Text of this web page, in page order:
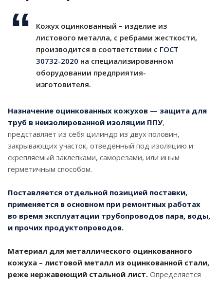
Стойкость к коррозии
предотвращает появление ржавчины под
воздействием дождя, снега и высокой
влажности.
Долговечность
. Защитный слой сохраняет
свойства десятилетиями, не требуя ежегодного
Простой монтаж. Готовые элементы быстро
собираются на трассе благодаря точной
геометрии.
Защита от повреждений. Плотный металл
предохраняет хрупкую изоляцию от грызунов и
механических воздействий.
При открытой прокладке сетей на улице
правильно подобранная оболочка полностью
исключает намокание утеплителя. Если вам
требуется купить оцинкованный кожух, загляните
диаметров для наземных и подземных трасс.
Кожух оцинкованный – изделие из
листового металла, с ребрами жесткости,
производится в соответствии с ГОСТ
30732-2020 на специализированном
оборудовании предприятия-
изготовителя.
Назначение оцинкованных кожухов — защита для
труб в неизолированной изоляции ППУ,
представляет из себя цилиндр из двух половин,
закрывающих участок, отведенный под изоляцию и
скрепляемый заклепками, саморезами, или иным
герметичным способом.
Поставляется отдельной позицией поставки,
применяется в основном при ремонтных работах
во время эксплуатации трубопроводов пара, воды,
и прочих продуктопроводов.
Материал для металлического оцинкованного
кожуха – листовой металл из оцинкованной стали,
реже нержавеющий стальной лист. Определяется